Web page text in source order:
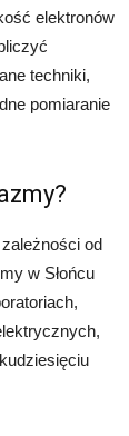
elektronów
techniki,
pomiaranie
od
w Słońcu